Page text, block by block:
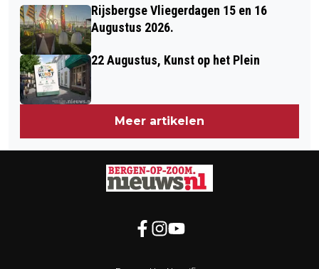
OP SOCIALE ACTIVERING
Rijsbergse Vliegerdagen 15 en 16
Augustus 2026.
22 Augustus, Kunst op het Plein
Meer artikelen